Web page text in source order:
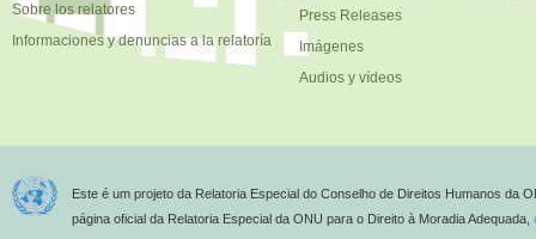
Sobre los relatores
Informaciones y denuncias a la relatoría
Press Releases
Imágenes
Audios y vídeos
Este é um projeto da Relatoria Especial do Conselho de Direitos Humanos da
página oficial da Relatoria Especial da ONU para o Direito à Moradia Adequada,